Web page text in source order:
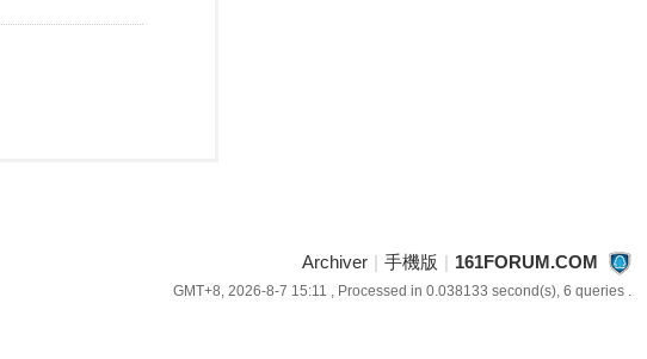
Archiver | 手機版 | 161FORUM.COM
GMT+8, 2026-8-7 15:11 , Processed in 0.038133 second(s), 6 queries .